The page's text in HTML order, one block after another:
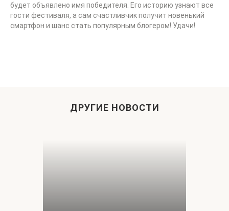
будет объявлено имя победителя. Его историю узнают все
гости фестиваля, а сам счастливчик получит новенький
смартфон и шанс стать популярным блогером! Удачи!
ДРУГИЕ НОВОСТИ